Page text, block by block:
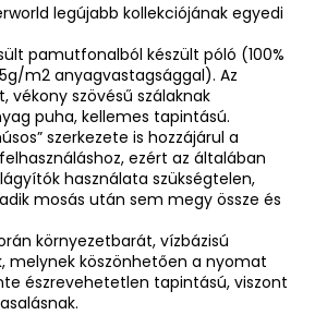
legújabb kollekciójának egyedi
pamutfonalból készült póló (100%
m2 anyagvastagsággal). Az
vékony szövésű szálaknak
puha, kellemes tapintású.
szerkezete is hozzájárul a
ezért az általában
használata szükségtelen,
mosás után sem megy össze és
környezetbarát, vízbázisú
melynek köszönhetően a nyomat
észrevehetetlen tapintású, viszont